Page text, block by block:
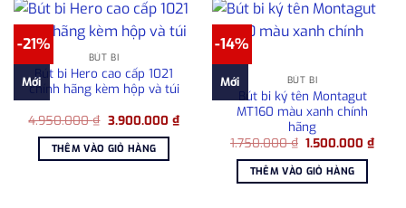
-21%
Mới
BÚT BI
Bút bi Hero cao cấp 1021
chính hãng kèm hộp và túi
4.950.000₫ Giá
là:
4.950.000 ₫.
3.900.000 ₫Giá
hiện
3.900.000 ₫.
THÊM VÀO GIỎ HÀNG
-14%
Mới BÚT BI
Bút bi ký tên Montagut
MT160 màu xanh chính
hãng
1.750.000₫ Giá
là:
1.750.000 ₫.
1.500.000₫Giá
hiện
THÊM VÀO GIỎ HÀNG